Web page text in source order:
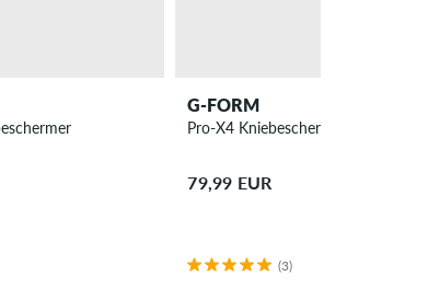
G-FORM
Pro-X4 Kniebeschermer
79,99 EUR
(3)